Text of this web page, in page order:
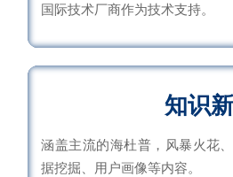
国际技术厂商作为技术支持。
知识新
涵盖主流的海杜普，风暴火花
据挖掘、用户画像等内容。